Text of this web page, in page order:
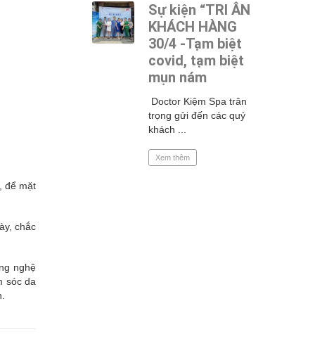
để mặt
chắc
nghệ
sóc da
Sự kiện “TRI ÂN
KHÁCH HÀNG
30/4 -Tạm biệt
covid, tạm biệt
mụn nám
Doctor Kiệm Spa trân
trọng gửi đến các quý
khách ...
Xem thêm